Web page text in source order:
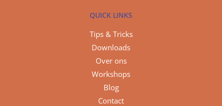
QUICK LINKS
Tips & Tricks
Downloads
Over ons
Workshops
Blog
Contact